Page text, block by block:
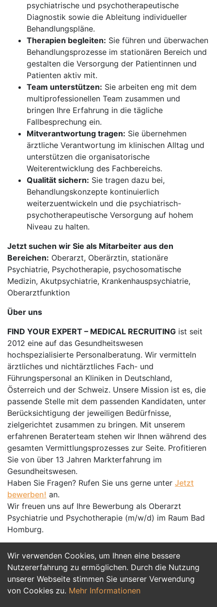
Wir verwenden Cookies, um Ihnen eine bessere
Nutzererfahrung zu ermöglichen. Durch die Nutzung
unserer Webseite stimmen Sie unserer Verwendung
von Cookies zu. Mehr Informationen
psychiatrische und psychotherapeutische
Diagnostik sowie die Ableitung individueller
Behandlungspläne.
Therapien begleiten: Sie führen und überwachen
Behandlungsprozesse im stationären Bereich und
gestalten die Versorgung der Patientinnen und
Patienten aktiv mit.
Team unterstützen: Sie arbeiten eng mit dem
multiprofessionellen Team zusammen und
bringen Ihre Erfahrung in die tägliche
Fallbesprechung ein.
Mitverantwortung tragen: Sie übernehmen
ärztliche Verantwortung im klinischen Alltag und
unterstützen die organisatorische
Weiterentwicklung des Fachbereichs.
Qualität sichern: Sie tragen dazu bei,
Behandlungskonzepte kontinuierlich
weiterzuentwickeln und die psychiatrisch-
psychotherapeutische Versorgung auf hohem
Niveau zu halten.
Jetzt suchen wir Sie als Mitarbeiter aus den
Bereichen: Oberarzt, Oberärztin, stationäre
Psychiatrie, Psychotherapie, psychosomatische
Medizin, Akutpsychiatrie, Krankenhauspsychiatrie,
Oberarztfunktion
Über uns
FIND YOUR EXPERT – MEDICAL RECRUITING ist seit
2012 eine auf das Gesundheitswesen
hochspezialisierte Personalberatung. Wir vermitteln
ärztliches und nichtärztliches Fach- und
Führungspersonal an Kliniken in Deutschland,
Österreich und der Schweiz. Unsere Mission ist es, die
passende Stelle mit dem passenden Kandidaten, unter
Berücksichtigung der jeweiligen Bedürfnisse,
zielgerichtet zusammen zu bringen. Mit unserem
erfahrenen Beraterteam stehen wir Ihnen während des
gesamten Vermittlungsprozesses zur Seite. Profitieren
Sie von über 13 Jahren Markterfahrung im
Gesundheitswesen.
Haben Sie Fragen? Rufen Sie uns gerne unter Jetzt
bewerben! an.
Wir freuen uns auf Ihre Bewerbung als Oberarzt
Psychiatrie und Psychotherapie (m/w/d) im Raum Bad
Homburg.
Jetzt Bewerben